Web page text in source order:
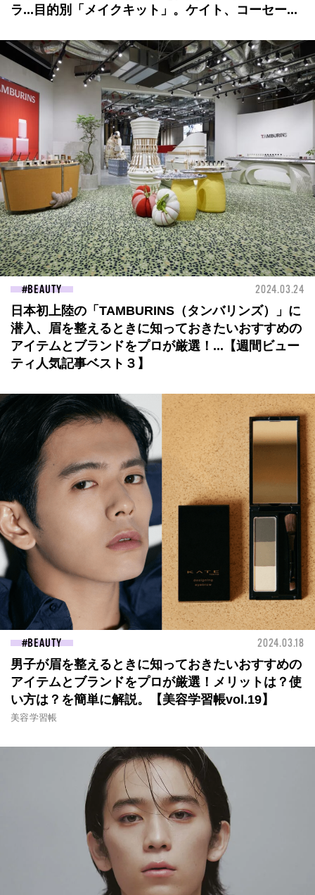
ラ...目的別「メイクキット」。ケイト、コーセー...
BEAUTY 2024.03.24
日本初上陸の「TAMBURINS（タンバリンズ）」に
潜入、眉を整えるときに知っておきたいおすすめの
アイテムとブランドをプロが厳選！...【週間ビュー
ティ人気記事ベスト３】
BEAUTY 2024.03.18
男子が眉を整えるときに知っておきたいおすすめの
アイテムとブランドをプロが厳選！メリットは？使
い方は？を簡単に解説。【美容学習帳vol.19】
美容学習帳